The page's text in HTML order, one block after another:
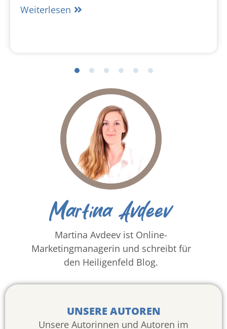
Weiterlesen
Martina Avdeev
Martina Avdeev ist Online-
Marketingmanagerin und schreibt für
den Heiligenfeld Blog.
UNSERE AUTOREN
Unsere Autorinnen und Autoren im